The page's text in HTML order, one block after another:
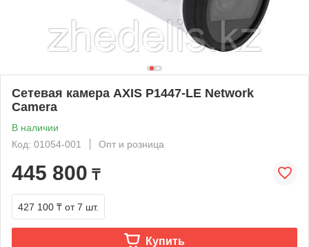
Сетевая камера AXIS P1447-LE Network
Camera
В наличии
Код: 01054-001
Опт и розница
445 800 ₸
427 100 ₸ от 7 шт.
Купить